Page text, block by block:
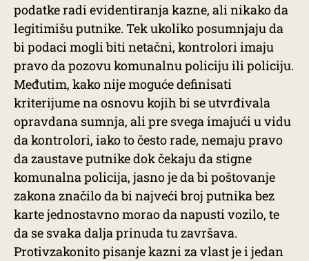
podatke radi evidentiranja kazne, ali nikako da
legitimišu putnike. Tek ukoliko posumnjaju da
bi podaci mogli biti netačni, kontrolori imaju
pravo da pozovu komunalnu policiju ili policiju.
Međutim, kako nije moguće definisati
kriterijume na osnovu kojih bi se utvrđivala
opravdana sumnja, ali pre svega imajući u vidu
da kontrolori, iako to često rade, nemaju pravo
da zaustave putnike dok čekaju da stigne
komunalna policija, jasno je da bi poštovanje
zakona značilo da bi najveći broj putnika bez
karte jednostavno morao da napusti vozilo, te
da se svaka dalja prinuda tu završava.
Protivzakonito pisanje kazni za vlast je i jedan